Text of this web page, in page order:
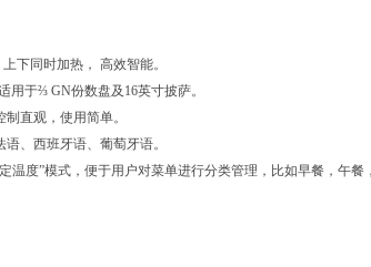
下同时加热， 高效智能。
用于⅔ GN份数盘及16英寸披萨。
直观，使用简单。
、西班牙语、葡萄牙语。
温度”模式，便于用户对菜单进行分类管理，比如早餐，午